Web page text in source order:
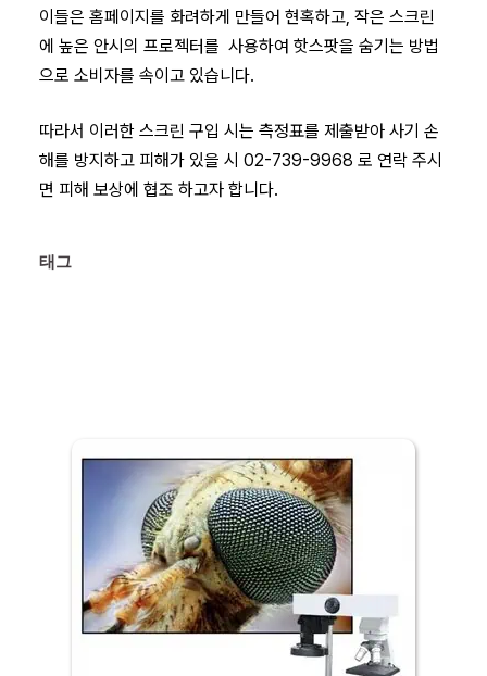
이들은 홈페이지를 화려하게 만들어 현혹하고, 작은 스크린
에 높은 안시의 프로젝터를 사용하여 핫스팟을 숨기는 방법
으로 소비자를 속이고 있습니다.
따라서 이러한 스크린 구입 시는 측정표를 제출받아 사기 손
해를 방지하고 피해가 있을 시 02-739-9968 로 연락 주시
면 피해 보상에 협조 하고자 합니다.
태그